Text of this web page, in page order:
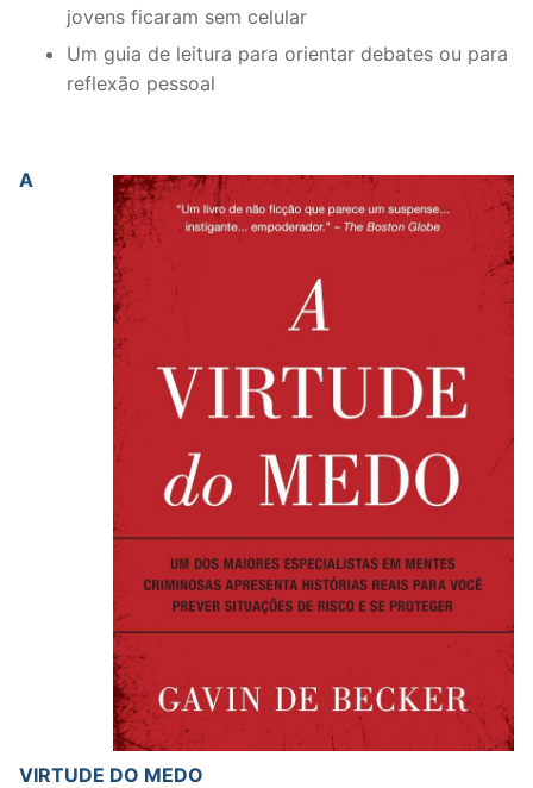
jovens ficaram sem celular
Um guia de leitura para orientar debates ou para
reflexão pessoal
A
VIRTUDE DO MEDO